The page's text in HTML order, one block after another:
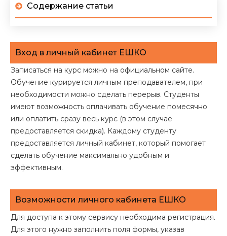
Содержание статьи
Вход в личный кабинет ЕШКО
Записаться на курс можно на официальном сайте.
Обучение курируется личным преподавателем, при
необходимости можно сделать перерыв. Студенты
имеют возможность оплачивать обучение помесячно
или оплатить сразу весь курс (в этом случае
предоставляется скидка). Каждому студенту
предоставляется личный кабинет, который помогает
сделать обучение максимально удобным и
эффективным.
Возможности личного кабинета ЕШКО
Для доступа к этому сервису необходима регистрация.
Для этого нужно заполнить поля формы, указав